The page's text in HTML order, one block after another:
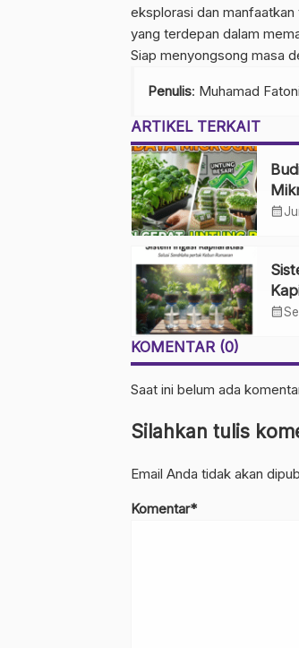
eksplorasi dan
yang terdepan dalam
Siap menyongsong masa
Penulis: Muhamad Fatoni
ARTIKEL TERKAIT
calendar_month
calendar_month
KOMENTAR (0)
Saat ini belum ada
Silahkan tulis
Email Anda tidak akan
Komentar*